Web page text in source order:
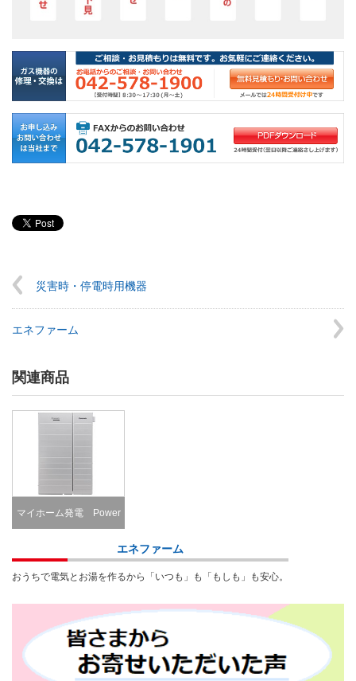
災害時・停電時用機器
エネファーム
関連商品
マイホーム発電 Power
エネファーム
おうちで電気とお湯を作るから「いつも」も「もしも」も安心。